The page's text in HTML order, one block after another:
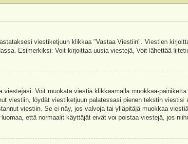
viestiketjuun klikkaa "Vastaa Viestiin". Viestien
Esimerkiksi: Voit kirjoittaa uusia viestejä, Voit lähettää
Voit muokata viestiä klikkaamalla muokkaa-
viestiin, löydät viestiketjuun palatessasi pienen tekstin viestisi
viestiin. Se ei näy, jos valvoja tai ylläpitäjä muokkaa
että normaalit käyttäjät eivät voi poistaa viestejä, jos